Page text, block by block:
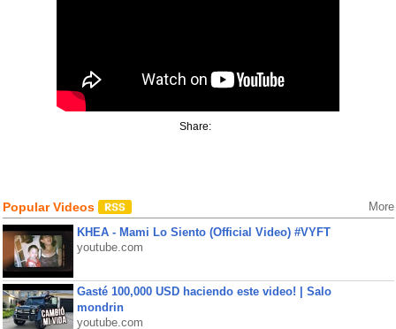
Share:
Popular Videos More
KHEA - Mami Lo Siento (Official Video) #VYFT
youtube.com
Gasté 100,000 USD haciendo este video! | Salo
mondrin
youtube.com